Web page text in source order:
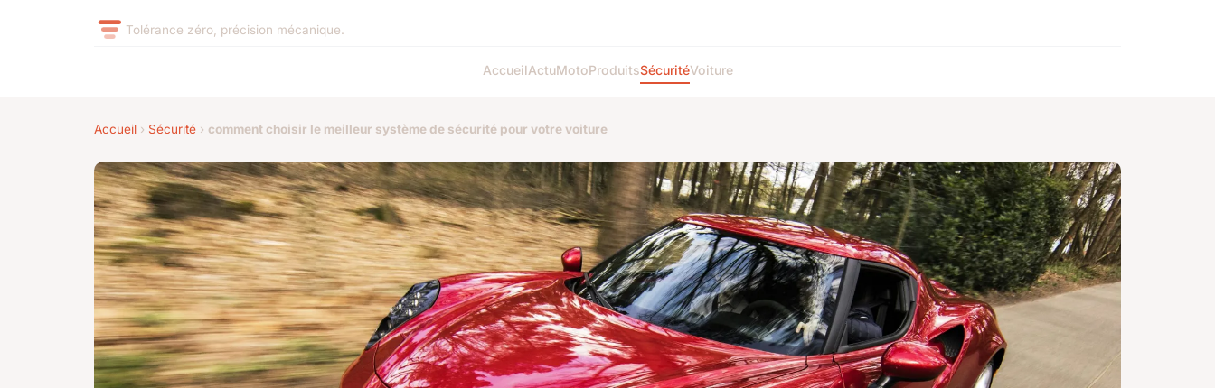
Tolérance zéro, précision mécanique.
AccueilActuMotoProduitsSécuritéVoiture
Accueil › Sécurité › comment choisir le meilleur système de sécurité pour votre voiture